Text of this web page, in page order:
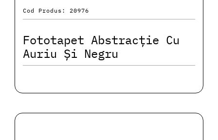
Cod Produs: 20976
Fototapet Abstracție Cu
Auriu Și Negru